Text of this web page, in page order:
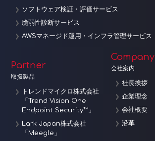
ソフトウェア検証・評価サービス
脆弱性診断サービス
AWSマネージド運用・インフラ管理サービス
Partner
取扱製品
トレンドマイクロ株式会社
「Trend Vision One
Endpoint Security™」
Lark Japan株式会社
「Meegle」
Company
会社案内
社長挨拶
企業理念
会社概要
沿革